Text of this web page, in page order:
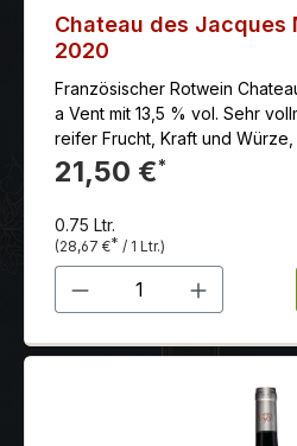
Chateau des Jacques
2020
Französischer Rotwein
a Vent mit 13,5 % vol. Sehr
reifer Frucht, Kraft und
Überraschung.
21,50 €*
0.75 Ltr.
(28,67 €* / 1 Ltr.)
Produkt Anzahl: